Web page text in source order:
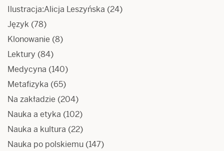
Ilustracja:Alicja Leszyńska (24)
Język (78)
Klonowanie (8)
Lektury (84)
Medycyna (140)
Metafizyka (65)
Na zakładzie (204)
Nauka a etyka (102)
Nauka a kultura (22)
Nauka po polskiemu (147)